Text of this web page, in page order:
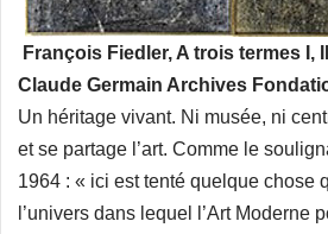
François Fiedler, A trois termes I,
Claude Germain Archives
Un héritage vivant. Ni musée, ni
et se partage l’art. Comme le
1964 : « ici est tenté quelque chose
l’univers dans lequel l’Art